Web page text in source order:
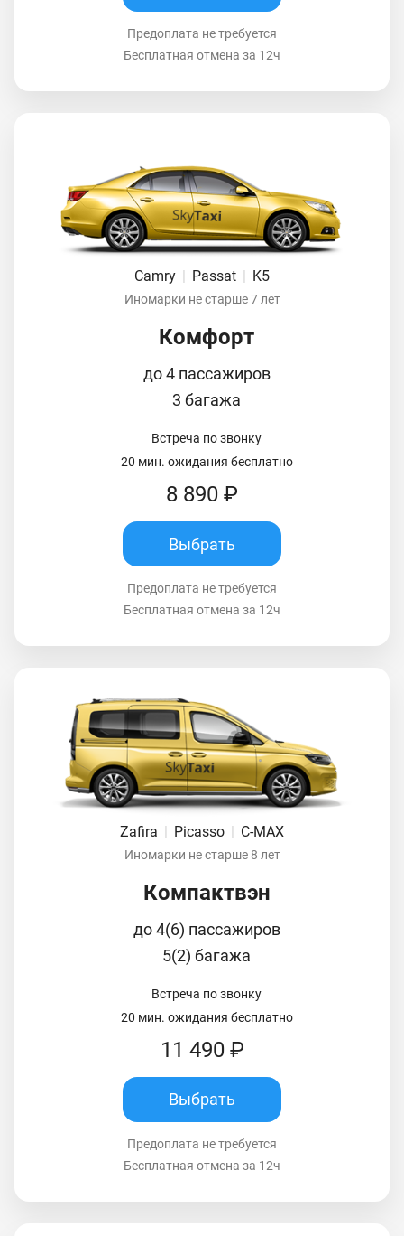
Предоплата не требуется
Бесплатная отмена за 12ч
Camry Passat K5
Иномарки не старше 7 лет
Комфорт
до 4 пассажиров
3 багажа
Встреча по звонку
20 мин. ожидания бесплатно
8 890 ₽
Выбрать
Предоплата не требуется
Бесплатная отмена за 12ч
Zafira | Picasso | C-MAX
Иномарки не старше 8 лет
Компактвэн
до 4(6) пассажиров
5(2) багажа
Встреча по звонку
20 мин. ожидания бесплатно
11 490 ₽
Выбрать
Предоплата не требуется
Бесплатная отмена за 12ч